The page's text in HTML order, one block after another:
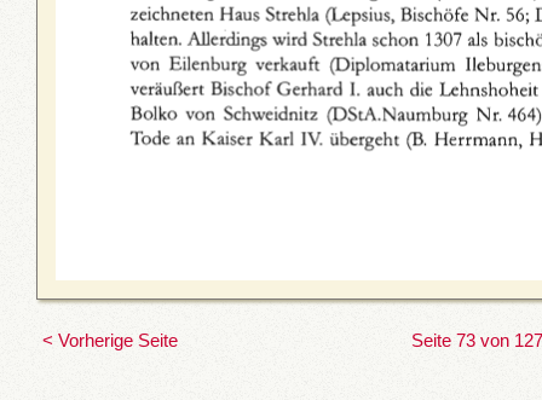
< Vorherige Seite Seite 73 von